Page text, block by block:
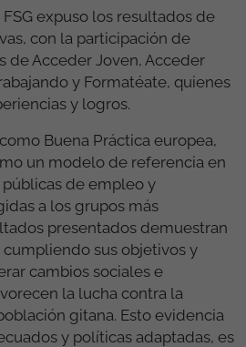
expuso los resultados de
con la participación de
de Acceder Joven, Acceder
y Formatéate, quienes
y logros.
Buena Práctica europea,
un modelo de referencia en
de empleo y
a los grupos más
presentados demuestran
sus objetivos y
cambios sociales e
la lucha contra la
gitana. Esto evidencia
y políticas adaptadas, es